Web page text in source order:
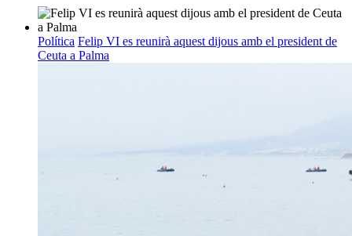
Política Felip VI es reunirà aquest dijous amb el president de
Ceuta a Palma